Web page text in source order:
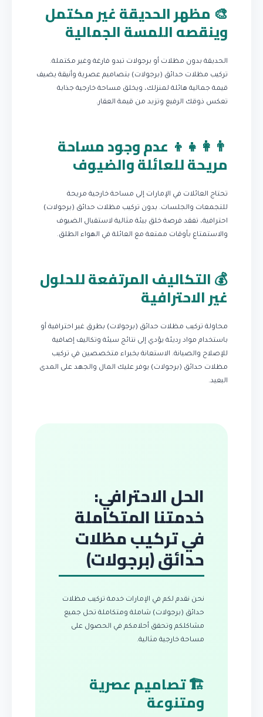
🎨 مظهر الحديقة غير مكتمل
وينقصه اللمسة الجمالية
الحديقة بدون مظلات أو برجولات تبدو فارغة وغير مكتملة.
تركيب مظلات حدائق (برجولات) بتصاميم عصرية وأنيقة يضيف
قيمة جمالية هائلة لمنزلك، ويخلق مساحة خارجية جذابة
تعكس ذوقك الرفيع وتزيد من قيمة العقار.
👨‍👩‍👧‍👦 عدم وجود مساحة
مريحة للعائلة والضيوف
تحتاج العائلات في الإمارات إلى مساحة خارجية مريحة
للتجمعات والجلسات. بدون تركيب مظلات حدائق (برجولات)
احترافية، تفقد فرصة خلق بيئة مثالية لاستقبال الضيوف
والاستمتاع بأوقات ممتعة مع العائلة في الهواء الطلق.
💰 التكاليف المرتفعة للحلول
غير الاحترافية
محاولة تركيب مظلات حدائق (برجولات) بطرق غير احترافية أو
باستخدام مواد رديئة يؤدي إلى نتائج سيئة وتكاليف إضافية
للإصلاح والصيانة. الاستعانة بخبراء متخصصين في تركيب
مظلات حدائق (برجولات) يوفر عليك المال والجهد على المدى
البعيد.
الحل الاحترافي:
خدمتنا المتكاملة
في تركيب مظلات
حدائق (برجولات)
نحن نقدم لكم في الإمارات خدمة تركيب مظلات
حدائق (برجولات) شاملة ومتكاملة تحل جميع
مشاكلكم وتحقق أحلامكم في الحصول على
مساحة خارجية مثالية.
🏗️ تصاميم عصرية
ومتنوعة